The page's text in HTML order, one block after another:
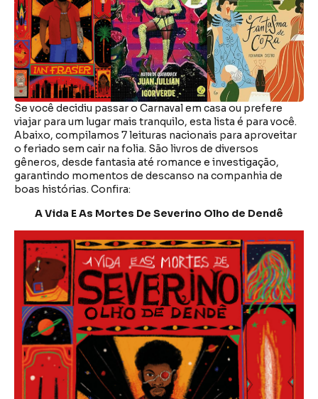
Se você decidiu passar o Carnaval em casa ou prefere
viajar para um lugar mais tranquilo, esta lista é para você.
Abaixo, compilamos 7 leituras nacionais para aproveitar
o feriado sem cair na folia. São livros de diversos
gêneros, desde fantasia até romance e investigação,
garantindo momentos de descanso na companhia de
boas histórias. Confira:
A Vida E As Mortes De Severino Olho de Dendê